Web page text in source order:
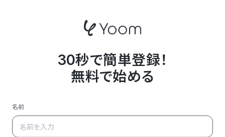
30秒で簡単登録！
無料で始める
名前